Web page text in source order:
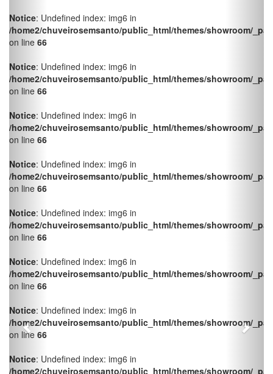
Notice: Undefined index: img6 in
/home2/chuveirosemsanto/public_html/themes/showroom/
on line 66
Notice: Undefined index: img6 in
/home2/chuveirosemsanto/public_html/themes/showroom/
on line 66
Notice: Undefined index: img6 in
/home2/chuveirosemsanto/public_html/themes/showroom/
on line 66
Notice: Undefined index: img6 in
/home2/chuveirosemsanto/public_html/themes/showroom/
on line 66
Notice: Undefined index: img6 in
/home2/chuveirosemsanto/public_html/themes/showroom/
on line 66
Notice: Undefined index: img6 in
/home2/chuveirosemsanto/public_html/themes/showroom/
on line 66
Notice: Undefined index: img6 in
/home2/chuveirosemsanto/public_html/themes/showroom/
on line 66
Notice: Undefined index: img6 in
/home2/chuveirosemsanto/public_html/themes/showroom/